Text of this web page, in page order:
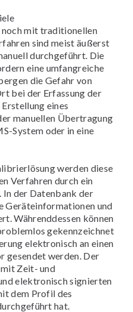
mit traditionellen
sind meist äußerst
durchgeführt. Die
eine umfangreiche
die Gefahr von
bei der Erfassung der
eines
manuellen Übertragung
System oder in eine
werden diese
Verfahren durch ein
der Datenbank der
Geräteinformationen und
Währenddessen können
gekennzeichnet
elektronisch an einen
gesendet werden. Der
Zeit- und
elektronisch signierten
dem Profil des
hat.